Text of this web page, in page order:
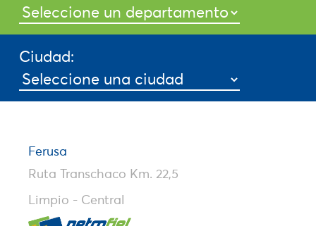
Ciudad:
Ferusa
Ruta Transchaco Km. 22,5
Limpio - Central